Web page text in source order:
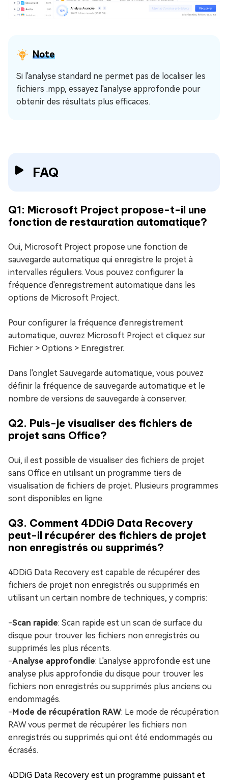
Note
Si l'analyse standard ne permet pas de localiser les
fichiers .mpp, essayez l'analyse approfondie pour
obtenir des résultats plus efficaces.
FAQ
Q1: Microsoft Project propose-t-il une
fonction de restauration automatique?
Oui, Microsoft Project propose une fonction de
sauvegarde automatique qui enregistre le projet à
intervalles réguliers. Vous pouvez configurer la
fréquence d'enregistrement automatique dans les
options de Microsoft Project.
Pour configurer la fréquence d'enregistrement
automatique, ouvrez Microsoft Project et cliquez sur
Fichier > Options > Enregistrer.
Dans l'onglet Sauvegarde automatique, vous pouvez
définir la fréquence de sauvegarde automatique et le
nombre de versions de sauvegarde à conserver.
Q2. Puis-je visualiser des fichiers de
projet sans Office?
Oui, il est possible de visualiser des fichiers de projet
sans Office en utilisant un programme tiers de
visualisation de fichiers de projet. Plusieurs programmes
sont disponibles en ligne.
Q3. Comment 4DDiG Data Recovery
peut-il récupérer des fichiers de projet
non enregistrés ou supprimés?
4DDiG Data Recovery est capable de récupérer des
fichiers de projet non enregistrés ou supprimés en
utilisant un certain nombre de techniques, y compris:
-Scan rapide: Scan rapide est un scan de surface du
disque pour trouver les fichiers non enregistrés ou
supprimés les plus récents.
-Analyse approfondie: L'analyse approfondie est une
analyse plus approfondie du disque pour trouver les
fichiers non enregistrés ou supprimés plus anciens ou
endommagés.
-Mode de récupération RAW: Le mode de récupération
RAW vous permet de récupérer les fichiers non
enregistrés ou supprimés qui ont été endommagés ou
écrasés.
4DDiG Data Recovery est un programme puissant et